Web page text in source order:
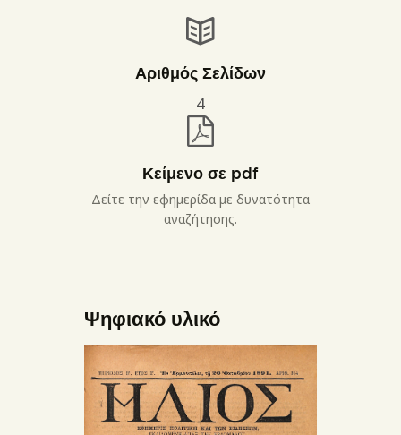
Αριθμός Σελίδων
4
Κείμενο σε pdf
Δείτε την εφημερίδα με δυνατότητα
αναζήτησης.
Ψηφιακό υλικό